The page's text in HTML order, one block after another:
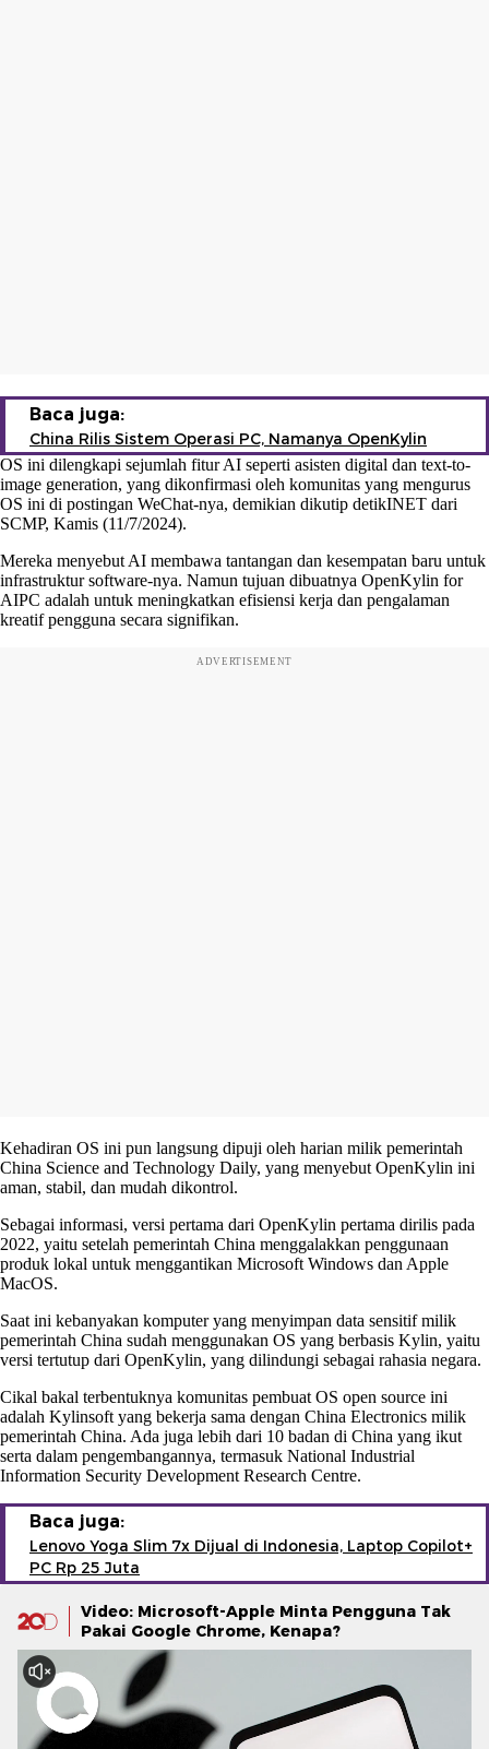
Baca juga:
China Rilis Sistem Operasi PC, Namanya OpenKylin
OS ini dilengkapi sejumlah fitur AI seperti asisten digital dan text-to-
image generation, yang dikonfirmasi oleh komunitas yang mengurus
OS ini di postingan WeChat-nya, demikian dikutip detikINET dari
SCMP, Kamis (11/7/2024).
Mereka menyebut AI membawa tantangan dan kesempatan baru untuk
infrastruktur software-nya. Namun tujuan dibuatnya OpenKylin for
AIPC adalah untuk meningkatkan efisiensi kerja dan pengalaman
kreatif pengguna secara signifikan.
ADVERTISEMENT
Kehadiran OS ini pun langsung dipuji oleh harian milik pemerintah
China Science and Technology Daily, yang menyebut OpenKylin ini
aman, stabil, dan mudah dikontrol.
Sebagai informasi, versi pertama dari OpenKylin pertama dirilis pada
2022, yaitu setelah pemerintah China menggalakkan penggunaan
produk lokal untuk menggantikan Microsoft Windows dan Apple
MacOS.
Saat ini kebanyakan komputer yang menyimpan data sensitif milik
pemerintah China sudah menggunakan OS yang berbasis Kylin, yaitu
versi tertutup dari OpenKylin, yang dilindungi sebagai rahasia negara.
Cikal bakal terbentuknya komunitas pembuat OS open source ini
adalah Kylinsoft yang bekerja sama dengan China Electronics milik
pemerintah China. Ada juga lebih dari 10 badan di China yang ikut
serta dalam pengembangannya, termasuk National Industrial
Information Security Development Research Centre.
Baca juga:
Lenovo Yoga Slim 7x Dijual di Indonesia, Laptop Copilot+
PC Rp 25 Juta
Video: Microsoft-Apple Minta Pengguna Tak
Pakai Google Chrome, Kenapa?